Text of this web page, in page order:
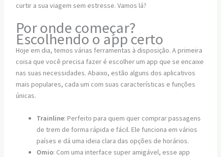
curtir a sua viagem sem estresse. Vamos lá?
Por onde começar?
Escolhendo o app certo
Hoje em dia, temos várias ferramentas à disposição. A primeira
coisa que você precisa fazer é escolher um app que se encaixe
nas suas necessidades. Abaixo, estão alguns dos aplicativos
mais populares, cada um com suas características e funções
únicas.
Trainline: Perfeito para quem quer comprar passagens
de trem de forma rápida e fácil. Ele funciona em vários
países e dá uma ideia clara das opções de horários.
Omio: Com uma interface super amigável, esse app